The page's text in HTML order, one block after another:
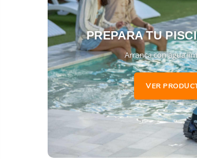
PREPARA TU
Arranca con agua
VER